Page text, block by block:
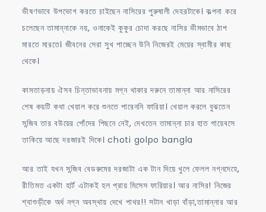
ভীষণভাবে উপভোগ করতে চাইছেন নাসিরের পুরুষালী দেহরটাকে। কল্পনা করে
চলেছেন তামান্নাকে নয়, ওনাকেই কুকুর চোদা করছে নাসির ভীমভাবে ঠাপ
মারতে মারতে। জীবনের সেরা সুখ পাচ্ছেন উনি নিজেরই মেয়ের স্বামীর কাছ
থেকে।
কামতাড়নায় ঐসব চিন্তাভাবনায় মগ্ন থাকার দরুনে তামান্না আর নাসিরের
শেষ কয়টি কথা খেয়াল করে শুনতে পারেননি ফারিয়া। খেয়াল করলে বুঝতেন
সন্জিব তার বউয়ের পোঁদের পিছনে নেই, দেখতেন তামান্না চার হাত পায়েবসে
তাকিয়ে আছে দরজারই দিকে। choti golpo bangla
আর তাই যখন সন্জিব বেডরুমের দরজাটা এক টান দিয়ে খুলে ফেলল নগ্নদেহে,
রীতিমত একটা হার্ট এটাকই হল প্রায় মিসেস ফারিয়ার। আর নাসির! নিজের
শ্বাশুড়ীকে অর্ধ নগ্ন অবস্থায় দেখে পাথর!! সটান খাড়া বাঁড়া,তামান্নার আর